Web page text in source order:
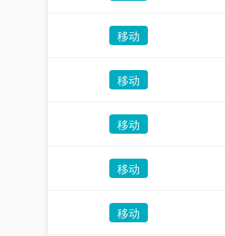
移动
移动
移动
移动
移动